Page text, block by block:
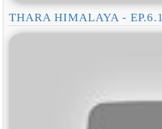
THARA HIMALAYA - EP.6.1